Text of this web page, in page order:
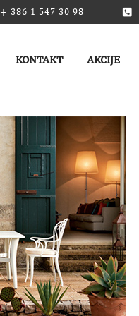
+ 386 1 547 30 98
KONTAKT AKCIJE